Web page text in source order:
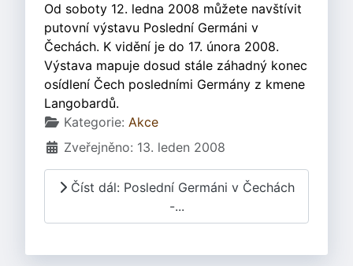
Od soboty 12. ledna 2008 můžete navštívit
putovní výstavu Poslední Germáni v
Čechách. K vidění je do 17. února 2008.
Výstava mapuje dosud stále záhadný konec
osídlení Čech posledními Germány z kmene
Langobardů.
Základní údaje
Kategorie: Akce
Zveřejněno: 13. leden 2008
Číst dál: Poslední Germáni v Čechách
-...